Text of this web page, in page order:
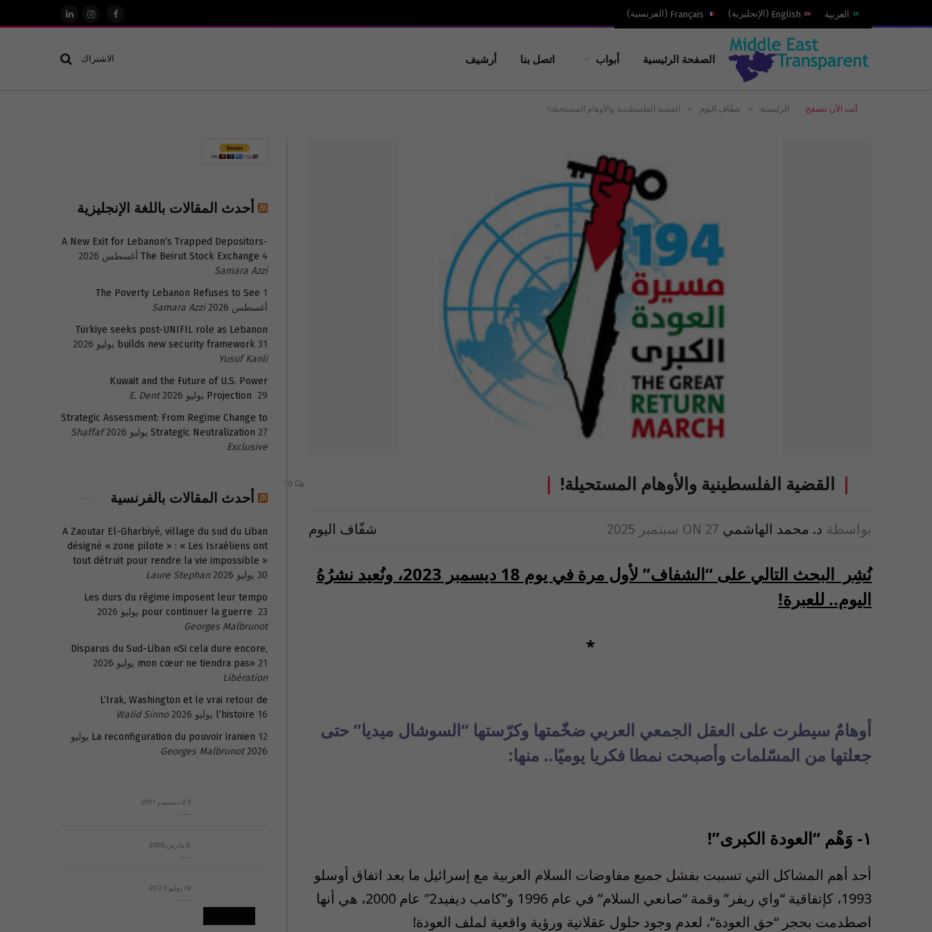
العربية English
( الإنجليزية)
Français
( الفرنسية)
فيسبوكالانستغرام
لينكدإن
الصفحة الرئيسية أبواب اتصل بنا أرشيف الاشتراك
أنت الآن تتصفح: الرئيسية » شفّاف اليوم » القضية الفلسطينية والأوهام المستحيلة!
القضية الفلسطينية والأوهام المستحيلة!
بواسطة د. محمد الهاشمي ON 27 سبتمبر 2025 شفّاف اليوم
نُشِر البحث التالي على “الشفاف” لأول مرة في يوم 18 ديسمبر 2023، ونُعيد نشرُهُ
اليوم.. للعبرة!
*
أوهامٌ سيطرت على العقل الجمعي العربي ضخّمتها وكرّستها “السوشال ميديا” حتى
جعلتها من المسّلمات وأصبحت نمطا فكريا يوميًا.. منها:
١- وَهْم “العودة الكبرى”!
أحد أهم المشاكل التي تسببت بفشل جميع مفاوضات السلام العربية مع إسرائيل ما بعد اتفاق أوسلو
1993، كإتفاقية “واي ريفر” وقمة “صانعي السلام” في عام 1996 و”كامب ديفيد2″ عام 2000، هي أنها
اصطدمت بحجر “حق العودة”، لعدم وجود حلول عقلانية ورؤية واقعية لملف العودة!
أحدث المقالات باللغة الإنجليزية
A New Exit for Lebanon’s Trapped Depositors-
The Beirut Stock Exchange 4 أغسطس 2026
Samara Azzi
The Poverty Lebanon Refuses to See 1
أغسطس 2026
Samara Azzi
Türkiye seeks post-UNIFIL role as Lebanon
builds new security framework 31 يوليو 2026
Yusuf Kanli
Kuwait and the Future of U.S. Power
Projection 29 يوليو 2026
E. Dent
Strategic Assessment: From Regime Change to
Strategic Neutralization 27 يوليو 2026
Shaffaf
Exclusive
أحدث المقالات بالفرنسية
A Zaoutar El-Gharbiyé, village du sud du Liban
désigné « zone pilote » : « Les Israéliens ont
tout détruit pour rendre la vie impossible »
30 يوليو 2026
Laure Stephan
Les durs du régime imposent leur tempo
pour continuer la guerre 23 يوليو 2026
Georges Malbrunot
Disparus du Sud-Liban «Si cela dure encore,
mon cœur ne tiendra pas» 21 يوليو 2026
Libération
L’Irak, Washington et le vrai retour de
l’histoire 16 يوليو 2026
Walid Sinno
La reconfiguration du pouvoir iranien 12 يوليو
2026
Georges Malbrunot
23 ديسمبر 2011
8 مارس 2008
19 يوليو 2023